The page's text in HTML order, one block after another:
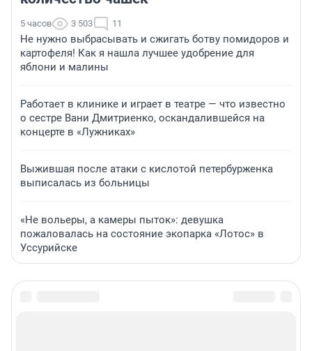
5 часов 3 503 11
Не нужно выбрасывать и сжигать ботву помидоров и
картофеля! Как я нашла лучшее удобрение для
яблони и малины
Работает в клинике и играет в театре — что известно
о сестре Вани Дмитриенко, оскандалившейся на
концерте в «Лужниках»
Выжившая после атаки с кислотой петербурженка
выписалась из больницы
«Не вольеры, а камеры пыток»: девушка
пожаловалась на состояние экопарка «Лотос» в
Уссурийске